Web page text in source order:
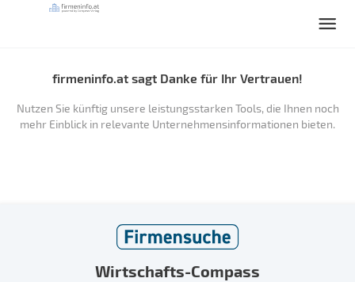
firmeninfo.at sagt Danke für Ihr Vertrauen!
Nutzen Sie künftig unsere leistungsstarken Tools, die Ihnen noch
mehr Einblick in relevante Unternehmensinformationen bieten.
Wirtschafts-Compass